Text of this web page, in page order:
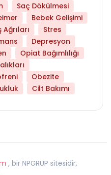
Saç Dökülmesi
Bebek Gelişimi
Ağrıları
Stres
Depresyon
Opiat Bağımlılığı
Obezite
Cilt Bakımı
, bir NPGRUP sitesidir,